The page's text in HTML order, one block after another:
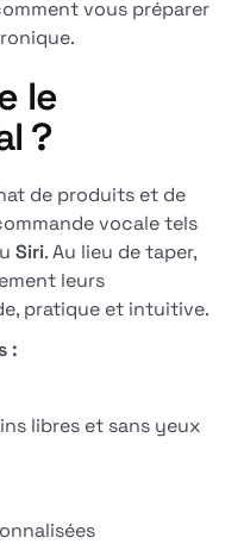
vous préparer
le
?
de produits et de
vocale tels
Siri. Au lieu de taper,
leurs
pratique et intuitive.
:
libres et sans yeux